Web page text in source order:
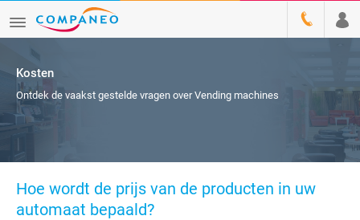
Kosten
Ontdek de vaakst gestelde vragen over Vending machines
Hoe wordt de prijs van de producten in uw
automaat bepaald?